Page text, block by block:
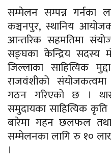
सम्मेलन सम्पन्न गर्नका
कञ्चनपुर, स्थानिय
आन्तरिक सहमतिमा
सङ्घका केन्द्रिय सदस्य
जिल्लाका साहित्यिक
राजवंशीको
गठन गरिएको छ ।
समुदायका साहित्यिक
बारेमा गहन छलफल
सम्मेलनका लागि रु १०
।